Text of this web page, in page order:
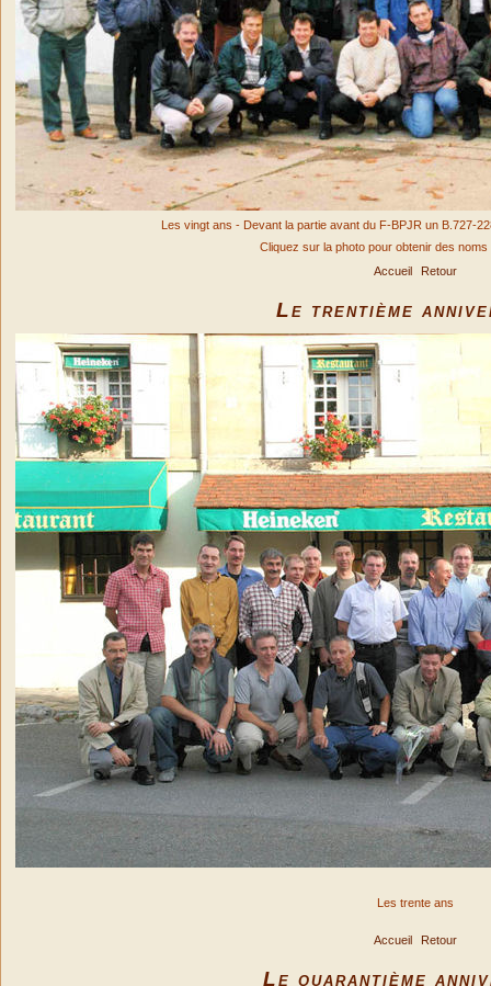
Les vingt ans - Devant la partie avant du F-BPJR un B.727-
Cliquez sur la photo pour obtenir des
Accueil
Retour
Le trentième
Les trente ans
Accueil Retour
Le quarantième